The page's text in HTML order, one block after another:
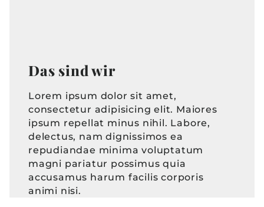
Das sind wir
Lorem ipsum dolor sit amet,
consectetur adipisicing elit. Maiores
ipsum repellat minus nihil. Labore,
delectus, nam dignissimos ea
repudiandae minima voluptatum
magni pariatur possimus quia
accusamus harum facilis corporis
animi nisi.